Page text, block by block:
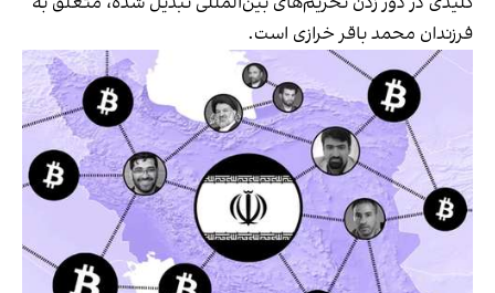
فرزندان محمد باقر خرازی است.